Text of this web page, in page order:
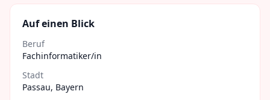
Auf einen Blick
Beruf
Fachinformatiker/in
Stadt
Passau, Bayern